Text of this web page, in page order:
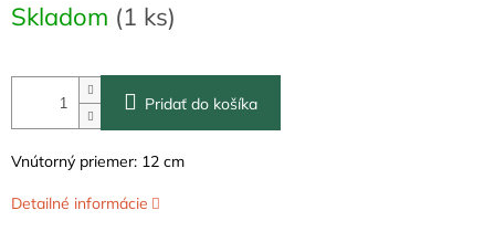
cena:
Skladom (1 ks)
Pridať do košíka
Vnútorný priemer: 12 cm
Detailné informácie